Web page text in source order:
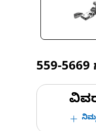
559-5669